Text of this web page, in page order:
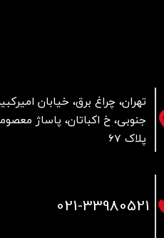
تهران، چراغ برق، خیابان
جنوبی، خ اکباتان، پاساژ
پلاک 67
021-33980521